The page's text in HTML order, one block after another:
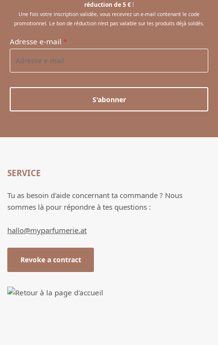
réduction de 5 € !
Une fois votre inscription validée, vous recevrez un e-mail contenant le code
promotionnel. Le bon de réduction n'est pas valable sur les produits déjà soldés.
Adresse e-mail *
S'abonner
SERVICE
Tu as besoin d'aide concernant ta commande ? Nous
sommes là pour répondre à tes questions :
hallo@myparfumerie.at
Revoke a contract